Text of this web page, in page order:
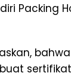
Packing